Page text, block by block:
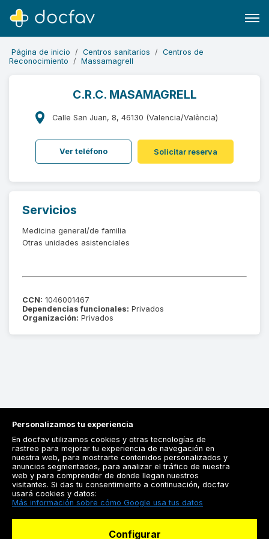
Página de inicio Centros sanitarios
Centros de
Reconocimiento
Massamagrell
C.R.C. MASAMAGRELL
Calle San Juan, 8, 46130 (Valencia/València)
Ver teléfono Solicitar reserva
Servicios
Medicina general/de familia
Otras unidades asistenciales
CCN: 1046001467
Dependencias funcionales: Privados
Organización: Privados
Registrarse
Docfav
Personalizamos tu experiencia
En docfav utilizamos cookies y otras tecnologías de
rastreo para mejorar tu experiencia de navegación en
nuestra web, para mostrarte contenidos personalizados y
anuncios segmentados, para analizar el tráfico de nuestra
web y para comprender de donde llegan nuestros
visitantes. Si das tu consentimiento a continuación, docfav
usará cookies y datos:
Más información sobre cómo Google usa tus datos
Configurar